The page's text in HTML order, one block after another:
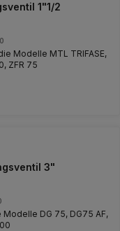
1"1/2
TRIFASE,
ZFR 75
3"
DG 75, DG75 AF,